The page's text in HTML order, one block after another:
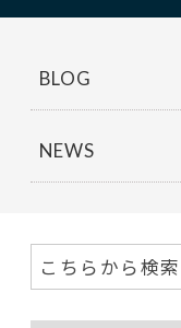
BLOG
NEWS